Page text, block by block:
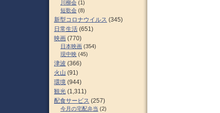
川柳会 (1)
短歌会 (8)
新型コロナウイルス (345)
日常生活 (651)
映画 (770)
日本映画 (354)
現中映 (45)
津波 (366)
火山 (91)
環境 (944)
観光 (1,311)
配食サービス (257)
今月の宅配弁当 (2)